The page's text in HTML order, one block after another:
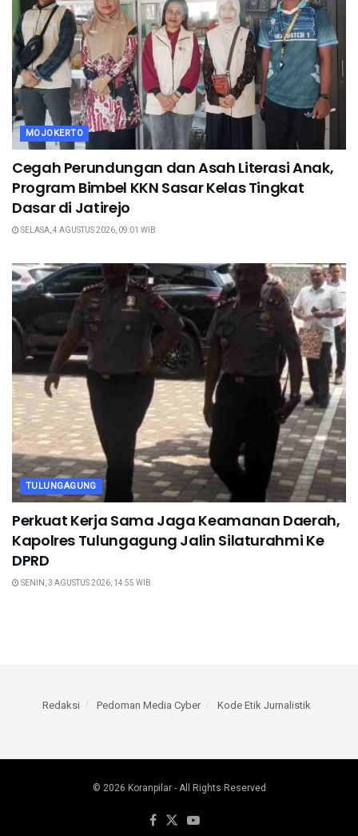
MOJOKERTO
Cegah Perundungan dan Asah Literasi Anak,
Program Bimbel KKN Sasar Kelas Tingkat
Dasar di Jatirejo
SELASA, 4 AGUSTUS 2026, 09:01 WIB
TULUNGAGUNG
Perkuat Kerja Sama Jaga Keamanan Daerah,
Kapolres Tulungagung Jalin Silaturahmi Ke
DPRD
SENIN, 3 AGUSTUS 2026, 14:55 WIB
Redaksi Pedoman Media Cyber Kode Etik Jurnalistik
© 2026 Koranpilar- All Rights Reserved